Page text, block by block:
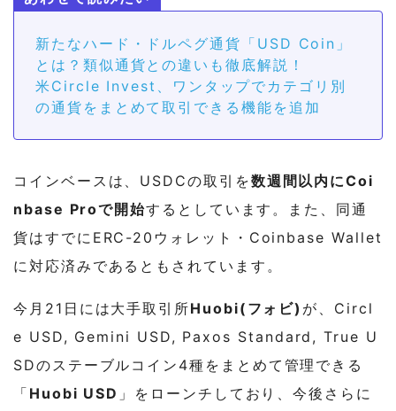
新たなハード・ドルペグ通貨「USD Coin」
とは？類似通貨との違いも徹底解説！
米Circle Invest、ワンタップでカテゴリ別
の通貨をまとめて取引できる機能を追加
コインベースは、USDCの取引を数週間以内にCoi
nbase Proで開始するとしています。また、同通
貨はすでにERC-20ウォレット・Coinbase Wallet
に対応済みであるともされています。
今月21日には大手取引所Huobi(フォビ) が、Circl
e USD, Gemini USD, Paxos Standard, True U
SDのステーブルコイン4種をまとめて管理できる
「 Huobi USD 」をローンチしており、今後さらに